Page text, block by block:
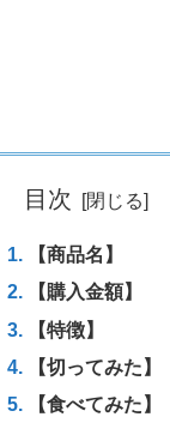
目次
【商品名】
【購入金額】
【特徴】
【切ってみた】
【食べてみた】